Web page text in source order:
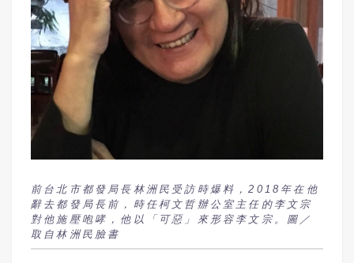
前台北市都發局長林洲民受訪時爆料，2018年在他
辭去都發局長前，時任柯文哲辦公室主任的李文宗
對他施壓咆哮，他以「可惡」來形容李文宗。圖／
取自林洲民臉書